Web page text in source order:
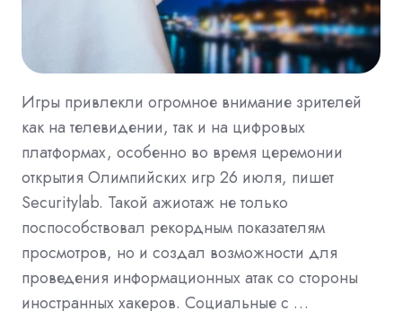
Игры привлекли огромное внимание зрителей
как на телевидении, так и на цифровых
платформах, особенно во время церемонии
открытия Олимпийских игр 26 июля, пишет
Securitylab. Такой ажиотаж не только
поспособствовал рекордным показателям
просмотров, но и создал возможности для
проведения информационных атак со стороны
иностранных хакеров. Социальные с …